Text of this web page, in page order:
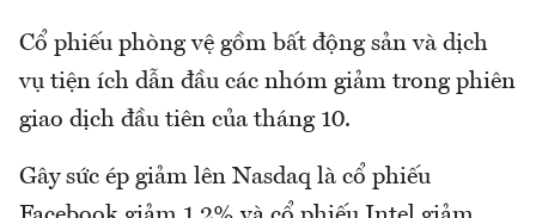
Cổ phiếu phòng vệ gồm bất động sản và dịch
vụ tiện ích dẫn đầu các nhóm giảm trong phiên
giao dịch đầu tiên của tháng 10.
Gây sức ép giảm lên Nasdaq là cổ phiếu